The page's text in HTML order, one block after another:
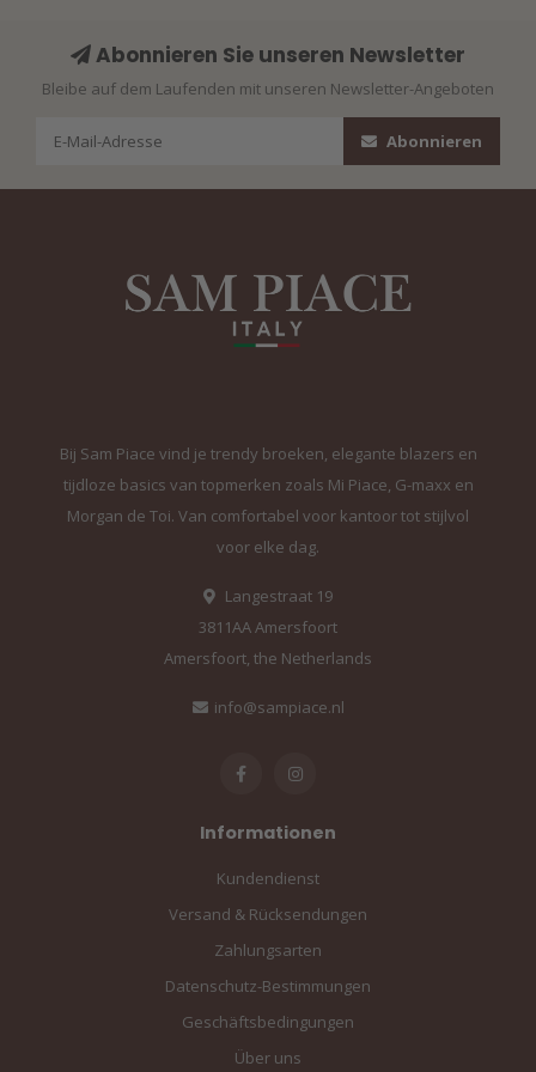
Abonnieren Sie unseren Newsletter
Bleibe auf dem Laufenden mit unseren Newsletter-Angeboten
Abonnieren
Bij Sam Piace vind je trendy broeken, elegante blazers en
tijdloze basics van topmerken zoals Mi Piace, G-maxx en
Morgan de Toi. Van comfortabel voor kantoor tot stijlvol
voor elke dag.
Langestraat 19
3811AA Amersfoort
Amersfoort, the Netherlands
info@sampiace.nl
Informationen
Kundendienst
Versand & Rücksendungen
Zahlungsarten
Datenschutz-Bestimmungen
Geschäftsbedingungen
Über uns